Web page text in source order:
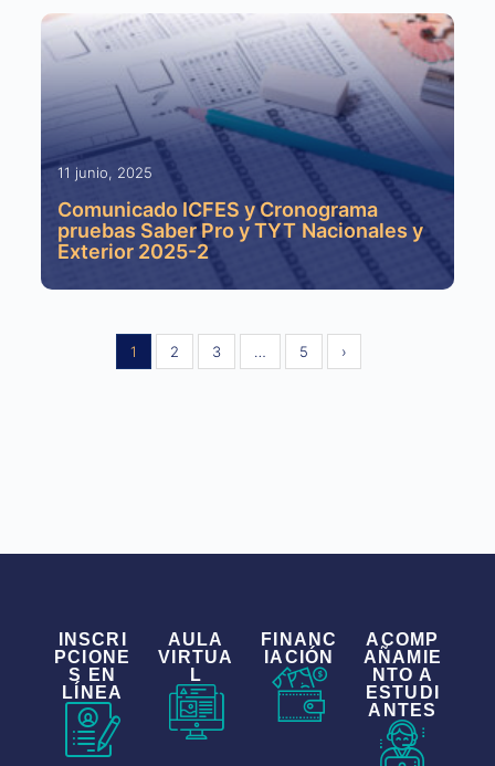
11 junio, 2025
Comunicado ICFES y Cronograma
pruebas Saber Pro y TYT Nacionales y
Exterior 2025-2
1 2 3 … 5 ›
INSCRI
PCIONE
S EN
LÍNEA
AULA
VIRTUA
L
FINANC
IACIÓN
ACOMP
AÑAMIE
NTO A
ESTUDI
ANTES